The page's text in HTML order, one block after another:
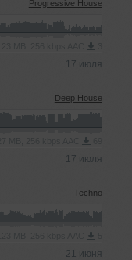
Progressive House
17 июля
Deep House
17 июля
Techno
21 июня